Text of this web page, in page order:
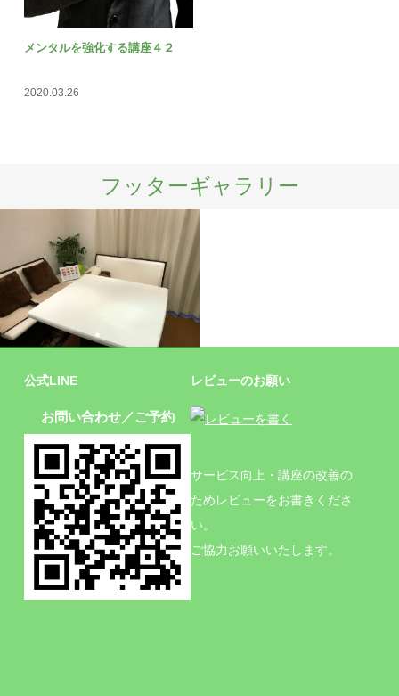
メンタルを強化する講座４２
2020.03.26
フッターギャラリー
施設
公式LINE
お問い合わせ／ご予約
レビューのお願い
サービス向上・講座の改善の
ためレビューをお書きくださ
い。
ご協力お願いいたします。